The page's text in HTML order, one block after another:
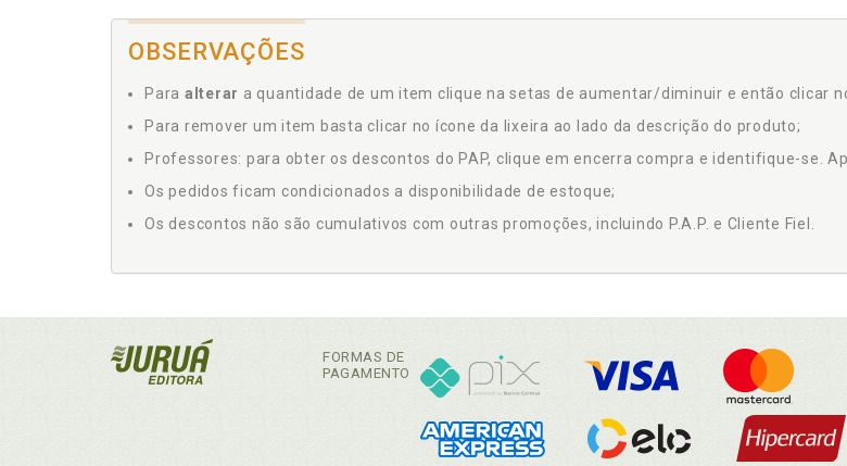
OBSERVAÇÕES
Para alterar a quantidade de um item clique na setas de aumentar/diminuir e então clicar
Para remover um item basta clicar no ícone da lixeira ao lado da descrição do produto;
Professores: para obter os descontos do PAP, clique em encerra compra e identifique-se.
Os pedidos ficam condicionados a disponibilidade de estoque;
Os descontos não são cumulativos com outras promoções, incluindo P.A.P. e Cliente Fiel.
FORMAS DE
PAGAMENTO